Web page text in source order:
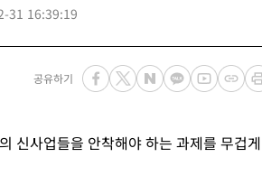
31 16:39:19
공유하기
신사업들을 안착해야 하는 과제를 무겁게